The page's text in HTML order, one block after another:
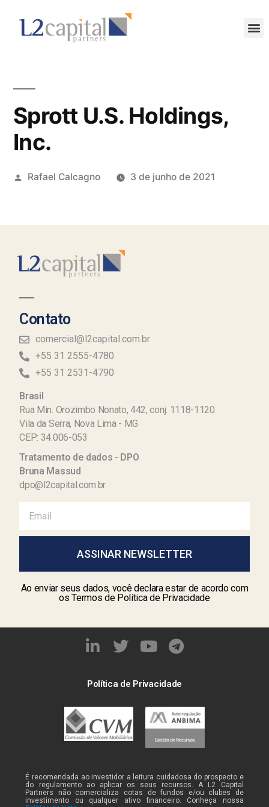
Sprott U.S. Holdings,
Inc.
Rafael Calcagno 3 de junho de 2021
Contato
comercial@l2capital.com.br
+55 31 2555-4780
+55 31 2531-4790
Brasil
Rua Min. Orozimbo Nonato, 442, conj. 1118-1120
Vila da Serra, Nova Lima - MG
CEP: 34.006-053
Tratamento de dados - DPO
Bruna Massud
dpo@l2capital.com.br
ASSINAR NEWSLETTER
Ao enviar seus dados, você declara estar de acordo com
os Termos de Política de Privacidade
Política de Privacidade
É recomendada ao investidor a leitura cuidadosa do prospecto e
do regulamento ao aplicar os seus recursos. A L2 Capital
Partners não comercializa cotas de fundos e/ou clubes de
investimento ou qualquer ativo financeiro. Conheça nossa